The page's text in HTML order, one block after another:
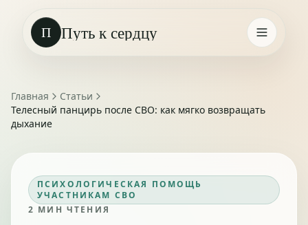
П Путь к сердцу
Главная
Статьи
Телесный панцирь после СВО: как мягко возвращать
дыхание
ПСИХОЛОГИЧЕСКАЯ ПОМОЩЬ
УЧАСТНИКАМ СВО
2 МИН ЧТЕНИЯ